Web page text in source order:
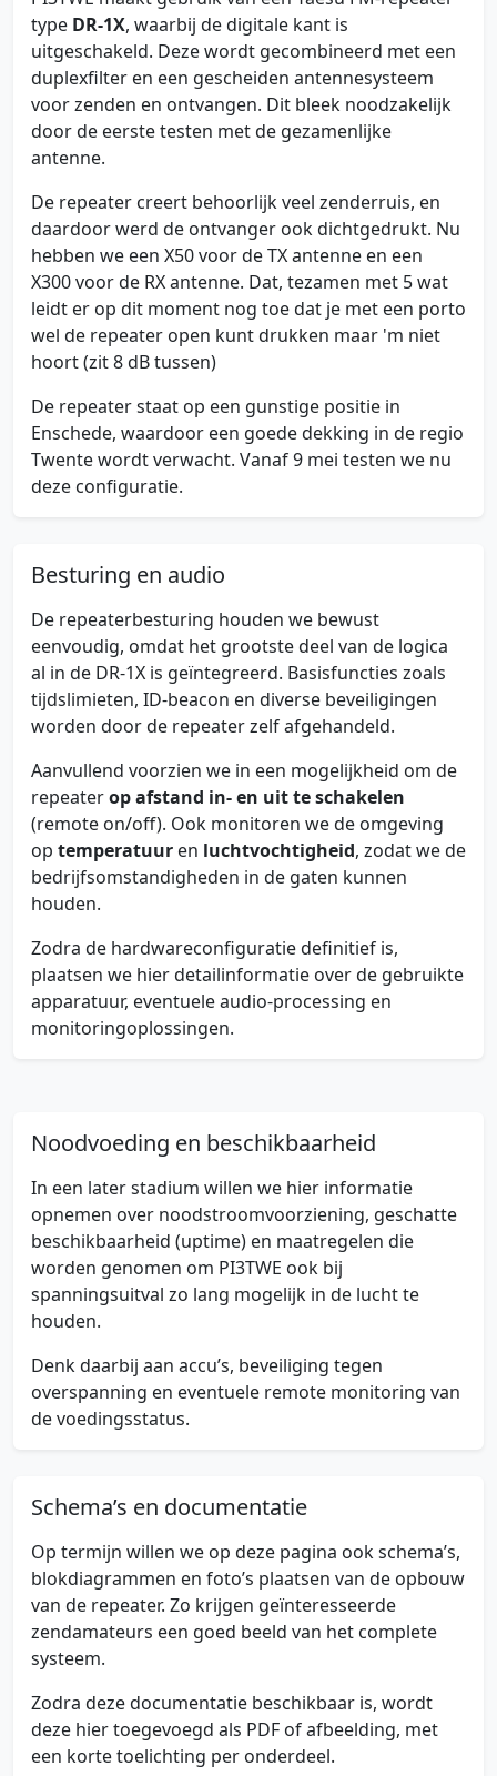
type DR-1X, waarbij de digitale kant is
uitgeschakeld. Deze wordt gecombineerd met een
duplexfilter en een gescheiden antennesysteem
voor zenden en ontvangen. Dit bleek noodzakelijk
door de eerste testen met de gezamenlijke
antenne.
De repeater creert behoorlijk veel zenderruis, en
daardoor werd de ontvanger ook dichtgedrukt. Nu
hebben we een X50 voor de TX antenne en een
X300 voor de RX antenne. Dat, tezamen met 5 wat
leidt er op dit moment nog toe dat je met een porto
wel de repeater open kunt drukken maar 'm niet
hoort (zit 8 dB tussen)
De repeater staat op een gunstige positie in
Enschede, waardoor een goede dekking in de regio
Twente wordt verwacht. Vanaf 9 mei testen we nu
deze configuratie.
Besturing en audio
De repeaterbesturing houden we bewust
eenvoudig, omdat het grootste deel van de logica
al in de DR-1X is geïntegreerd. Basisfuncties zoals
tijdslimieten, ID-beacon en diverse beveiligingen
worden door de repeater zelf afgehandeld.
Aanvullend voorzien we in een mogelijkheid om de
repeaterop afstand in- en uit te schakelen
(remote on/off). Ook monitoren we de omgeving
op temperatuur en luchtvochtigheid, zodat we de
bedrijfsomstandigheden in de gaten kunnen
houden.
Zodra de hardwareconfiguratie definitief is,
plaatsen we hier detailinformatie over de gebruikte
apparatuur, eventuele audio-processing en
monitoringoplossingen.
Noodvoeding en beschikbaarheid
In een later stadium willen we hier informatie
opnemen over noodstroomvoorziening, geschatte
beschikbaarheid (uptime) en maatregelen die
worden genomen om PI3TWE ook bij
spanningsuitval zo lang mogelijk in de lucht te
houden.
Denk daarbij aan accu’s, beveiliging tegen
overspanning en eventuele remote monitoring van
de voedingsstatus.
Schema’s en documentatie
Op termijn willen we op deze pagina ook schema’s,
blokdiagrammen en foto’s plaatsen van de opbouw
van de repeater. Zo krijgen geïnteresseerde
zendamateurs een goed beeld van het complete
systeem.
Zodra deze documentatie beschikbaar is, wordt
deze hier toegevoegd als PDF of afbeelding, met
een korte toelichting per onderdeel.